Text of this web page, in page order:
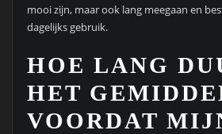
mooi zijn, maar ook lang meegaan en
dagelijks gebruik.
HOE LANG
HET
VOORDAT